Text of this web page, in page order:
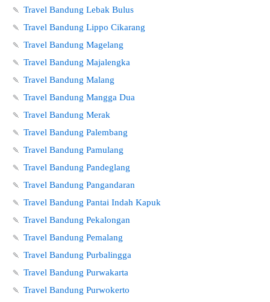
🍡 Travel Bandung Lebak Bulus
🍡 Travel Bandung Lippo Cikarang
🍡 Travel Bandung Magelang
🍡 Travel Bandung Majalengka
🍡 Travel Bandung Malang
🍡 Travel Bandung Mangga Dua
🍡 Travel Bandung Merak
🍡 Travel Bandung Palembang
🍡 Travel Bandung Pamulang
🍡 Travel Bandung Pandeglang
🍡 Travel Bandung Pangandaran
🍡 Travel Bandung Pantai Indah Kapuk
🍡 Travel Bandung Pekalongan
🍡 Travel Bandung Pemalang
🍡 Travel Bandung Purbalingga
🍡 Travel Bandung Purwakarta
🍡 Travel Bandung Purwokerto